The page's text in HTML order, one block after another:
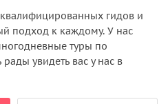
квалифицированных гидов и
подход к каждому. У нас
туры по
увидеть вас у нас в